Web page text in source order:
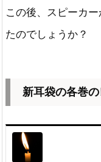
この後、スピーカ
たのでしょうか？
新耳袋の各巻